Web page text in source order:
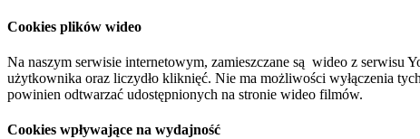
Cookies plików wideo
Na naszym serwisie internetowym, zamieszczane są wideo z serwisu
użytkownika oraz liczydło kliknięć. Nie ma możliwości wyłączenia
powinien odtwarzać udostępnionych na stronie wideo filmów.
Cookies wpływające na wydajność